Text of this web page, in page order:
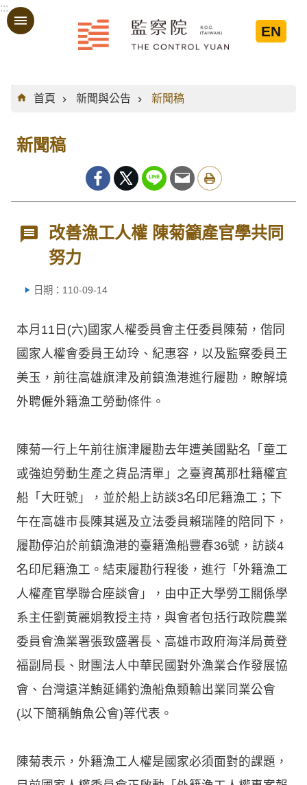
跳到主要內容區塊
:::
EN
:::
首頁
新聞與公告 新聞稿
新聞稿
改善漁工人權 陳菊籲產官學共同
努力
日期：110-09-14
本月11日(六)國家人權委員會主任委員陳菊，偕同
國家人權會委員王幼玲、紀惠容，以及監察委員王
美玉，前往高雄旗津及前鎮漁港進行履勘，瞭解境
外聘僱外籍漁工勞動條件。
陳菊一行上午前往旗津履勘去年遭美國點名「童工
或強迫勞動生產之貨品清單」之臺資萬那杜籍權宜
船「大旺號」，並於船上訪談3名印尼籍漁工；下
午在高雄市長陳其邁及立法委員賴瑞隆的陪同下，
履勘停泊於前鎮漁港的臺籍漁船豐春36號，訪談4
名印尼籍漁工。結束履勘行程後，進行「外籍漁工
人權產官學聯合座談會」，由中正大學勞工關係學
系主任劉黃麗娟教授主持，與會者包括行政院農業
委員會漁業署張致盛署長、高雄市政府海洋局黃登
福副局長、財團法人中華民國對外漁業合作發展協
會、台灣遠洋鮪延繩釣漁船魚類輸出業同業公會
(以下簡稱鮪魚公會)等代表。
陳菊表示，外籍漁工人權是國家必須面對的課題，